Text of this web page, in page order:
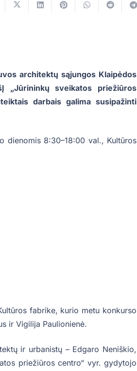
architektų sąjungos Klaipėdos
„Jūrininkų sveikatos priežiūros
darbais galima susipažinti
dienomis 8:30–18:00 val., Kultūros
fabrike, kurio metu konkurso
ir Vigilija Paulionienė.
ir urbanistų – Edgaro Neniškio,
priežiūros centro“ vyr. gydytojo